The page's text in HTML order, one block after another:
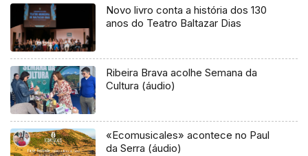
Novo livro conta a história dos 130
anos do Teatro Baltazar Dias
Ribeira Brava acolhe Semana da
Cultura (áudio)
«Ecomusicales» acontece no Paul
da Serra (áudio)